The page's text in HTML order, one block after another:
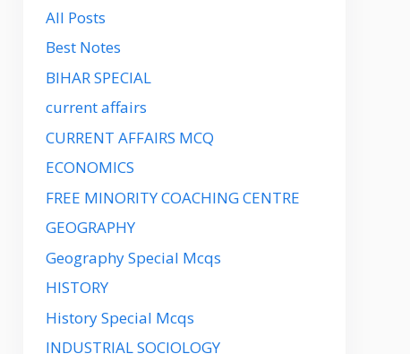
All Posts
Best Notes
BIHAR SPECIAL
current affairs
CURRENT AFFAIRS MCQ
ECONOMICS
FREE MINORITY COACHING CENTRE
GEOGRAPHY
Geography Special Mcqs
HISTORY
History Special Mcqs
INDUSTRIAL SOCIOLOGY